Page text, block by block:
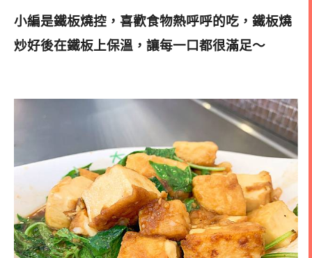
小編是鐵板燒控，喜歡食物熱呼呼的吃，鐵板燒
炒好後在鐵板上保溫，讓每一口都很滿足～